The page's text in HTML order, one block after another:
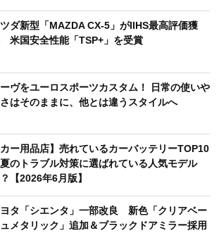
ダ新型「MAZDA CX-5」がIIHS最高評価獲
米国安全性能「TSP+」を受賞
ヴをユーロスポーツカスタム！ 日常の使いや
はそのままに、他とは違うスタイルへ
カー用品店】売れているカーバッテリーTOP10
夏のトラブル対策に選ばれている人気モデル
【2026年6月版】
ヨタ「シエンタ」一部改良 新色「クリアベー
メタリック」追加＆ブラックドアミラー採用